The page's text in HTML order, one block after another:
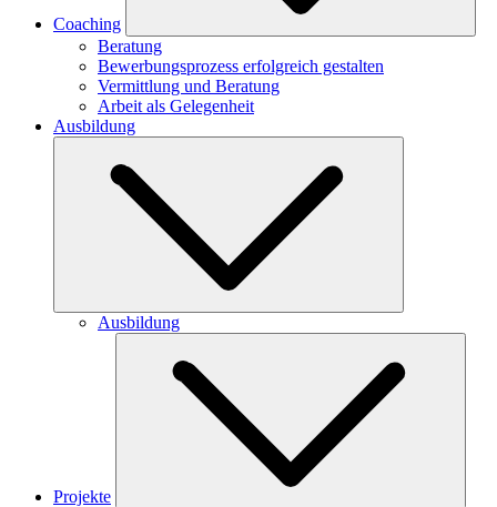
Coaching
Beratung
Bewerbungsprozess erfolgreich gestalten
Vermittlung und Beratung
Arbeit als Gelegenheit
Ausbildung
Ausbildung
Projekte